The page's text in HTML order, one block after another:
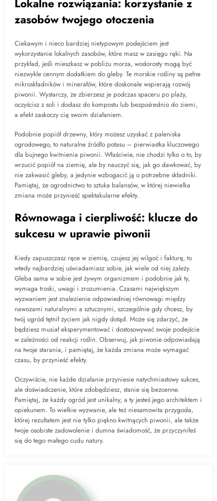
Lokalne rozwiązania: korzystanie z
zasobów twojego otoczenia
Ciekawym i nieco bardziej nietypowym podejściem jest
wykorzystanie lokalnych zasobów, które masz w zasięgu ręki. Na
przykład, jeśli mieszkasz w pobliżu morza, wodorosty mogą być
niezwykle cennym dodatkiem do gleby. Te morskie rośliny są pełne
mikroskładników i minerałów, które doskonale wspierają rozwój
piwonii. Wystarczy, że zbierzesz je podczas spaceru po plaży,
oczyścisz z soli i dodasz do kompostu lub bezpośrednio do ziemi,
a efekt zaskoczy cię swoim działaniem.
Podobnie popiół drzewny, który możesz uzyskać z paleniska
ogrodowego, to naturalne źródło potasu – pierwiastka kluczowego
dla bujnego kwitnienia piwonii. Właściwie, nie chodzi tylko o to, by
wrzucić popiół na ziemię, ale by nauczyć się, jak go dawkować, by
nie zakwasić gleby, a jedynie wzbogacić ją o potrzebne składniki.
Pamiętaj, że ogrodnictwo to sztuka balansów, w której niewielka
zmiana może przynieść spektakularne efekty.
Równowaga i cierpliwość: klucze do
sukcesu w uprawie piwonii
Kiedy zapuszczasz ręce w ziemię, czujesz jej wilgoć i fakturę, to
wtedy najbardziej uświadamiasz sobie, jak wiele od niej zależy.
Gleba sama w sobie jest żywym organizmem i podobnie jak ty,
wymaga troski, uwagi i zrozumienia. Czasami największym
wyzwaniem jest znalezienie odpowiedniej równowagi między
nawozami naturalnymi a sztucznymi, szczególnie gdy chcesz, by
twój ogród tętnił życiem jak nigdy dotąd. Może się zdarzyć, że
będziesz musiał eksperymentować i dostosowywać swoje podejście
w zależności od reakcji roślin. Obserwuj, jak piwonie odpowiadają
na twoje starania, i pamiętaj, że każda zmiana może wymagać
czasu, by przynieść efekty.
Oczywiście, nie każde działanie przyniesie natychmiastowy sukces,
ale doświadczenie, które zdobędziesz, stanie się bezcenne.
Pamiętaj, że każdy ogród jest unikalny, a ty jesteś jego architektem i
opiekunem. To wielkie wyzwanie, ale też niesamowita przygoda,
której rezultatem jest nie tylko piękno kwitnących piwonii, ale także
twoje osobiste zadowolenie i dumna świadomość, że przyczyniłeś
się do tego małego cudu natury.